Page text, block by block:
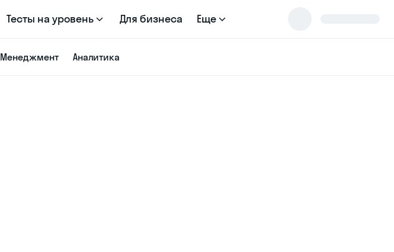
Тесты на уровень Для бизнеса Еще
Менеджмент Аналитика